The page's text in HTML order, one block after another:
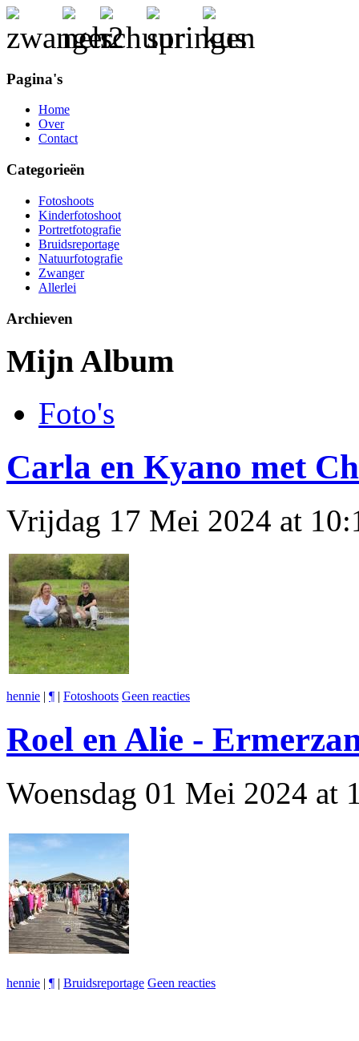
Pagina's
Home
Over
Contact
Categorieën
Fotoshoots
Kinderfotoshoot
Portretfotografie
Bruidsreportage
Natuurfotografie
Zwanger
Allerlei
Archieven
Mijn Album
Foto's
Carla en Kyano met
Vrijdag 17 Mei 2024 at
hennie | ¶ | Fotoshoots Geen reacties
Roel en Alie -
Woensdag 01 Mei 2024 at
hennie | ¶ | Bruidsreportage Geen reacties